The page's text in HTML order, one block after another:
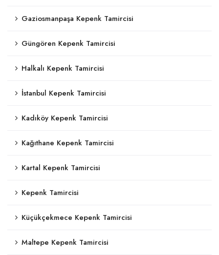
Gaziosmanpaşa Kepenk Tamircisi
Güngören Kepenk Tamircisi
Halkalı Kepenk Tamircisi
İstanbul Kepenk Tamircisi
Kadıköy Kepenk Tamircisi
Kağıthane Kepenk Tamircisi
Kartal Kepenk Tamircisi
Kepenk Tamircisi
Küçükçekmece Kepenk Tamircisi
Maltepe Kepenk Tamircisi